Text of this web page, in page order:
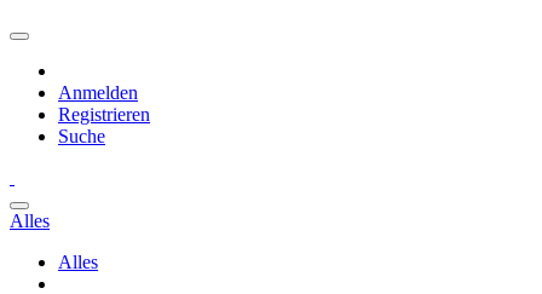
Anmelden
Registrieren
Suche
Alles
Alles